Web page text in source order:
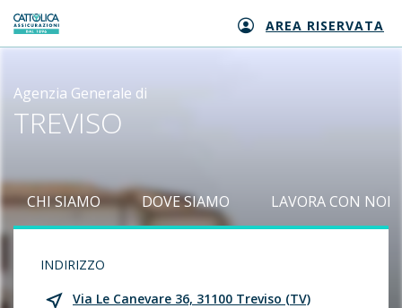
Generali logo AREA RISERVATA
Agenzia Generale di
TREVISO
CHI SIAMO DOVE SIAMO LAVORA CON NOI
INDIRIZZO
Via Le Canevare 36, 31100 Treviso (TV)